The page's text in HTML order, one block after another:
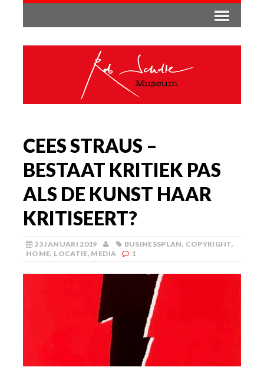
CEES STRAUS –
BESTAAT KRITIEK PAS
ALS DE KUNST HAAR
KRITISEERT?
23 JANUARI 2019 BUSINESSPLAN, COPYRIGHT,
HOME, LOCATIE, MEDIA 1